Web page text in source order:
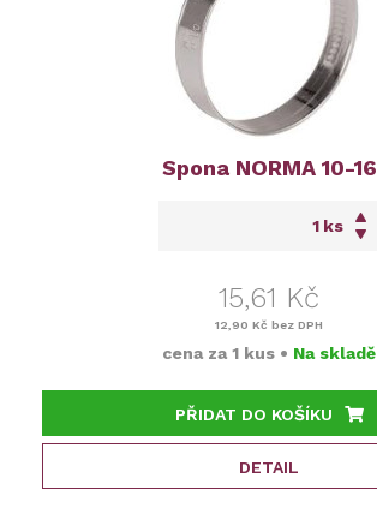
Spona NORMA 10-16
ks
15,61 Kč
12,90 Kč bez DPH
cena za 1 kus • Na skladě
PŘIDAT DO KOŠÍKU
DETAIL